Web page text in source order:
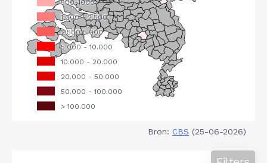
Bron: CBS (25-06-2026)